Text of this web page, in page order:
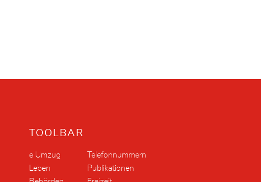
TOOLBAR
e Umzug
Telefonnummern
Leben
Publikationen